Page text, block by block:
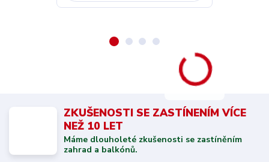
ZKUŠENOSTI SE ZASTÍNENÍM VÍCE
NEŽ 10 LET
Máme dlouholeté zkušenosti se zastíněním
zahrad a balkónů.